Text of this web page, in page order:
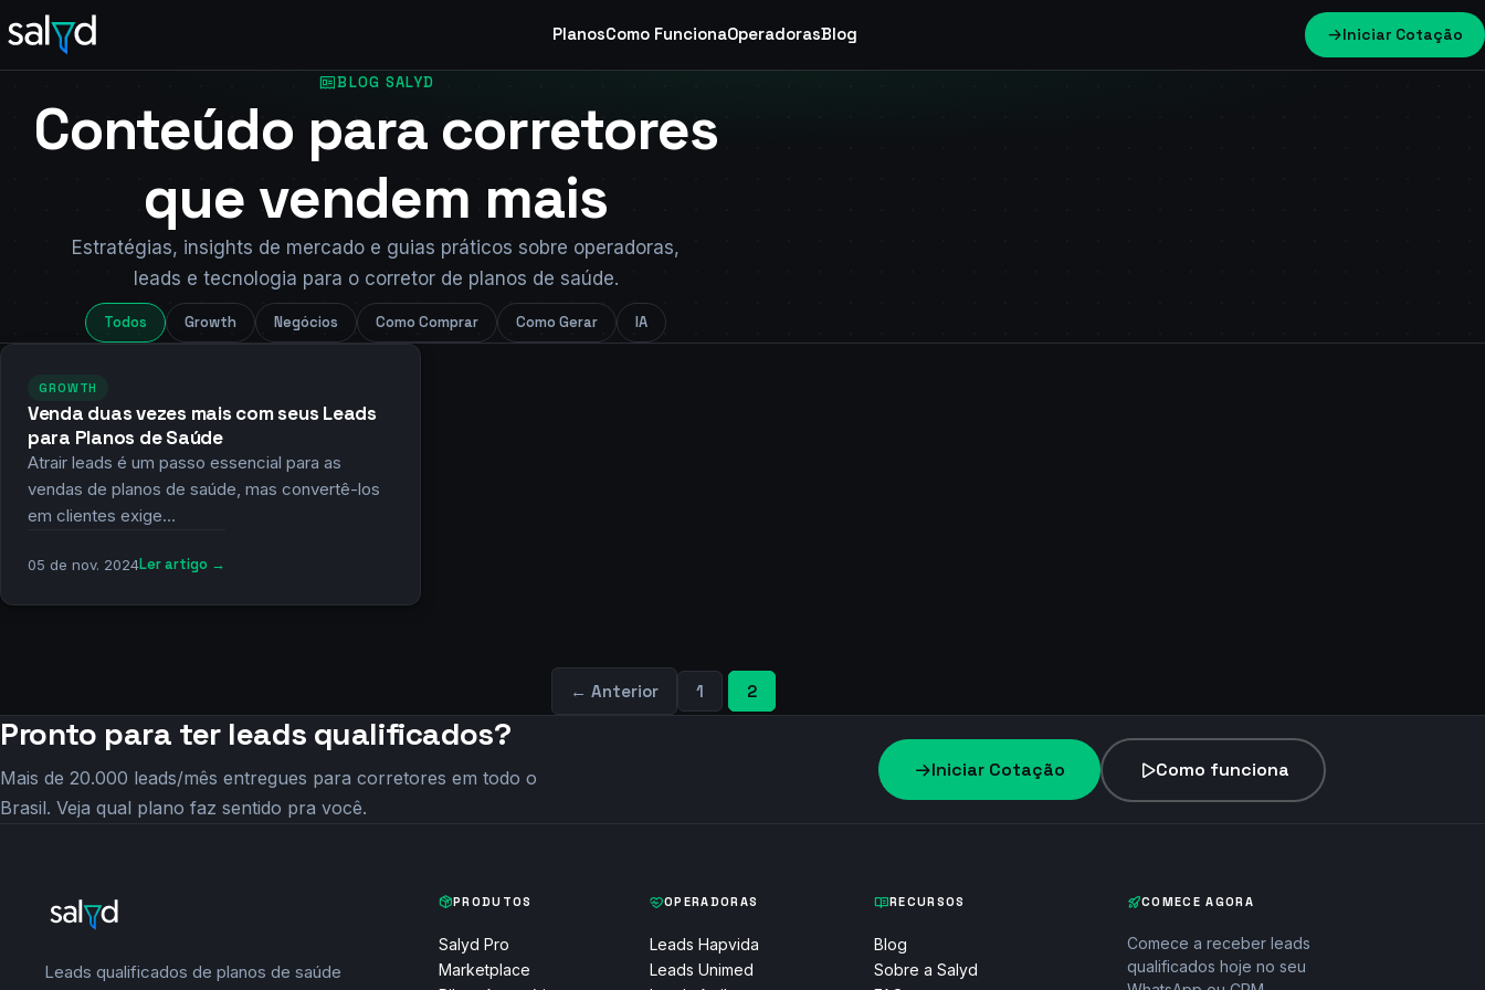
para
o
conteúdo
PlanosComo FuncionaOperadorasBlog Iniciar Cotação
BLOG SALYD
Conteúdo para corretores
que vendem mais
Estratégias, insights de mercado e guias práticos sobre operadoras,
leads e tecnologia para o corretor de planos de saúde.
Todos Growth Negócios Como Comprar Como Gerar IA
GROWTH
Venda duas vezes mais com seus Leads
para Planos de Saúde
Atrair leads é um passo essencial para as
vendas de planos de saúde, mas convertê-los
em clientes exige…
05 de nov. 2024Ler artigo →
← Anterior 1 2
Pronto para ter leads qualificados?
Mais de 20.000 leads/mês entregues para corretores em todo o
Brasil. Veja qual plano faz sentido pra você.
Iniciar Cotação Como funciona
Leads qualificados de planos de saúde
PRODUTOS
Salyd Pro
Marketplace
OPERADORAS
Leads Hapvida
Leads Unimed
RECURSOS
Blog
Sobre a Salyd
COMECE AGORA
Comece a receber leads
qualificados hoje no seu